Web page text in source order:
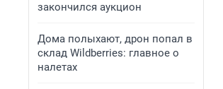
закончился аукцион
Дома полыхают, дрон попал в
склад Wildberries: главное о
налетах